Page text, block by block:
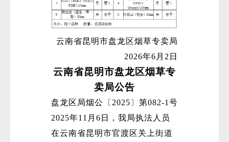
云南省昆明市盘龙区烟草专卖局
2026年6月2日
云南省昆明市盘龙区烟草专
卖局公告
盘龙区局烟公〔2025〕第082-1号
2025年11月6日，我局执法人员
在云南省昆明市官渡区关上街道